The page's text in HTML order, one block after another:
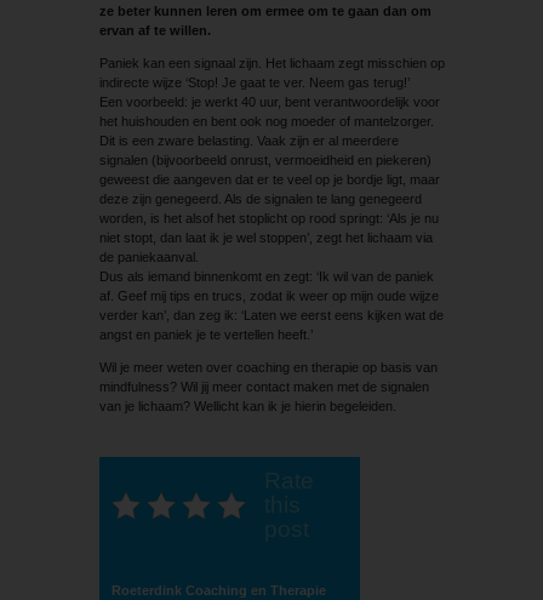
ze beter kunnen leren om ermee om te gaan dan om
ervan af te willen.
Paniek kan een signaal zijn. Het lichaam zegt misschien op
indirecte wijze ‘Stop! Je gaat te ver. Neem gas terug!’
Een voorbeeld: je werkt 40 uur, bent verantwoordelijk voor
het huishouden en bent ook nog moeder of mantelzorger.
Dit is een zware belasting. Vaak zijn er al meerdere
signalen (bijvoorbeeld onrust, vermoeidheid en ­piekeren)
geweest die aangeven dat er te veel op je bordje ligt, maar
deze zijn genegeerd. Als de signalen te lang genegeerd
worden, is het alsof het stoplicht op rood springt: ‘Als je nu
niet stopt, dan laat ik je wel stoppen’, zegt het lichaam via
de paniekaanval.
Dus als iemand binnenkomt en zegt: ‘Ik wil van de paniek
af. Geef mij tips en trucs, zodat ik weer op mijn oude wijze
verder kan’, dan zeg ik: ‘Laten we eerst eens kijken wat de
angst en paniek je te vertellen heeft.’
Wil je meer weten over coaching en therapie op basis van
mindfulness? Wil jij meer contact maken met de signalen
van je lichaam? Wellicht kan ik je hierin begeleiden.
Rate
this
post
Roeterdink Coaching en Therapie